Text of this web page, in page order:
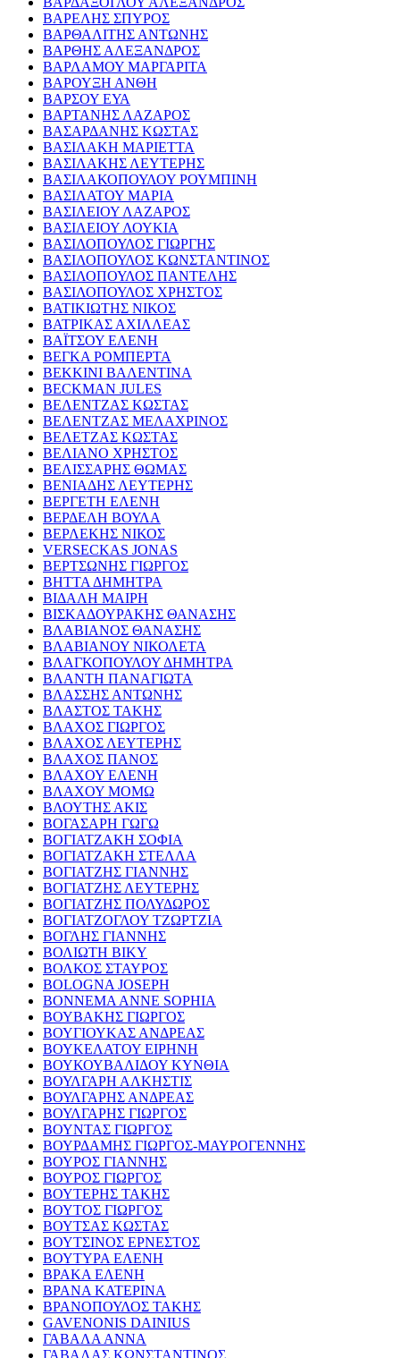
ΒΑΡΕΛΗΣ ΣΠΥΡΟΣ
ΒΑΡΘΑΛΙΤΗΣ ΑΝΤΩΝΗΣ
ΒΑΡΘΗΣ ΑΛΕΞΑΝΔΡΟΣ
ΒΑΡΛΑΜΟΥ ΜΑΡΓΑΡΙΤΑ
ΒΑΡΟΥΞΗ ΑΝΘΗ
ΒΑΡΣΟΥ ΕΥΑ
ΒΑΡΤΑΝΗΣ ΛΑΖΑΡΟΣ
ΒΑΣΑΡΔΑΝΗΣ ΚΩΣΤΑΣ
ΒΑΣΙΛΑΚΗ ΜΑΡΙΕΤΤΑ
ΒΑΣΙΛΑΚΗΣ ΛΕΥΤΕΡΗΣ
ΒΑΣΙΛΑΚΟΠΟΥΛΟΥ ΡΟΥΜΠΙΝΗ
ΒΑΣΙΛΑΤΟΥ ΜΑΡΙΑ
ΒΑΣΙΛΕΙΟΥ ΛΑΖΑΡΟΣ
ΒΑΣΙΛΕΙΟΥ ΛΟΥΚΙΑ
ΒΑΣΙΛΟΠΟΥΛΟΣ ΓΙΩΡΓΗΣ
ΒΑΣΙΛΟΠΟΥΛΟΣ ΚΩΝΣΤΑΝΤΙΝΟΣ
ΒΑΣΙΛΟΠΟΥΛΟΣ ΠΑΝΤΕΛΗΣ
ΒΑΣΙΛΟΠΟΥΛΟΣ ΧΡΗΣΤΟΣ
ΒΑΤΙΚΙΩΤΗΣ ΝΙΚΟΣ
ΒΑΤΡΙΚΑΣ ΑΧΙΛΛΕΑΣ
ΒΑΪΤΣΟΥ ΕΛΕΝΗ
ΒΕΓΚΑ ΡΟΜΠΕΡΤΑ
ΒΕΚΚΙΝΙ ΒΑΛΕΝΤΙΝΑ
BECKMAN JULES
ΒΕΛΕΝΤΖΑΣ ΚΩΣΤΑΣ
ΒΕΛΕΝΤΖΑΣ ΜΕΛΑΧΡΙΝΟΣ
ΒΕΛΕΤΖΑΣ ΚΩΣΤΑΣ
ΒΕΛΙΑΝΟ ΧΡΗΣΤΟΣ
ΒΕΛΙΣΣΑΡΗΣ ΘΩΜΑΣ
ΒΕΝΙΑΔΗΣ ΛΕΥΤΕΡΗΣ
ΒΕΡΓΕΤΗ ΕΛΕΝΗ
ΒΕΡΔΕΛΗ ΒΟΥΛΑ
ΒΕΡΛΕΚΗΣ ΝΙΚΟΣ
VERSECKAS JONAS
ΒΕΡΤΣΩΝΗΣ ΓΙΩΡΓΟΣ
ΒΗΤΤΑ ΔΗΜΗΤΡΑ
ΒΙΔΑΛΗ ΜΑΙΡΗ
ΒΙΣΚΑΔΟΥΡΑΚΗΣ ΘΑΝΑΣΗΣ
ΒΛΑΒΙΑΝΟΣ ΘΑΝΑΣΗΣ
ΒΛΑΒΙΑΝΟΥ ΝΙΚΟΛΕΤΑ
ΒΛΑΓΚΟΠΟΥΛΟΥ ΔΗΜΗΤΡΑ
ΒΛΑΝΤΗ ΠΑΝΑΓΙΩΤΑ
ΒΛΑΣΣΗΣ ΑΝΤΩΝΗΣ
ΒΛΑΣΤΟΣ ΤΑΚΗΣ
ΒΛΑΧΟΣ ΓΙΩΡΓΟΣ
ΒΛΑΧΟΣ ΛΕΥΤΕΡΗΣ
ΒΛΑΧΟΣ ΠΑΝΟΣ
ΒΛΑΧΟΥ ΕΛΕΝΗ
ΒΛΑΧΟΥ ΜΟΜΩ
ΒΛΟΥΤΗΣ ΑΚΙΣ
ΒΟΓΑΣΑΡΗ ΓΩΓΩ
ΒΟΓΙΑΤΖΑΚΗ ΣΟΦΙΑ
ΒΟΓΙΑΤΖΑΚΗ ΣΤΕΛΛΑ
ΒΟΓΙΑΤΖΗΣ ΓΙΑΝΝΗΣ
ΒΟΓΙΑΤΖΗΣ ΛΕΥΤΕΡΗΣ
ΒΟΓΙΑΤΖΗΣ ΠΟΛΥΔΩΡΟΣ
ΒΟΓΙΑΤΖΟΓΛΟΥ ΤΖΩΡΤΖΙΑ
ΒΟΓΛΗΣ ΓΙΑΝΝΗΣ
ΒΟΛΙΩΤΗ ΒΙΚΥ
ΒΟΛΚΟΣ ΣΤΑΥΡΟΣ
BOLOGNA JOSEPH
BONNEMA ANNE SOPHIA
ΒΟΥΒΑΚΗΣ ΓΙΩΡΓΟΣ
ΒΟΥΓΙΟΥΚΑΣ ΑΝΔΡΕΑΣ
ΒΟΥΚΕΛΑΤΟΥ ΕΙΡΗΝΗ
ΒΟΥΚΟΥΒΑΛΙΔΟΥ ΚΥΝΘΙΑ
ΒΟΥΛΓΑΡΗ ΑΛΚΗΣΤΙΣ
ΒΟΥΛΓΑΡΗΣ ΑΝΔΡΕΑΣ
ΒΟΥΛΓΑΡΗΣ ΓΙΩΡΓΟΣ
ΒΟΥΝΤΑΣ ΓΙΩΡΓΟΣ
ΒΟΥΡΔΑΜΗΣ ΓΙΩΡΓΟΣ-ΜΑΥΡΟΓΕΝΝΗΣ
ΒΟΥΡΟΣ ΓΙΑΝΝΗΣ
ΒΟΥΡΟΣ ΓΙΩΡΓΟΣ
ΒΟΥΤΕΡΗΣ ΤΑΚΗΣ
ΒΟΥΤΟΣ ΓΙΩΡΓΟΣ
ΒΟΥΤΣΑΣ ΚΩΣΤΑΣ
ΒΟΥΤΣΙΝΟΣ ΕΡΝΕΣΤΟΣ
ΒΟΥΤΥΡΑ ΕΛΕΝΗ
ΒΡΑΚΑ ΕΛΕΝΗ
ΒΡΑΝΑ ΚΑΤΕΡΙΝΑ
ΒΡΑΝΟΠΟΥΛΟΣ ΤΑΚΗΣ
GAVENONIS DAINIUS
ΓΑΒΑΛΑ ΑΝΝΑ